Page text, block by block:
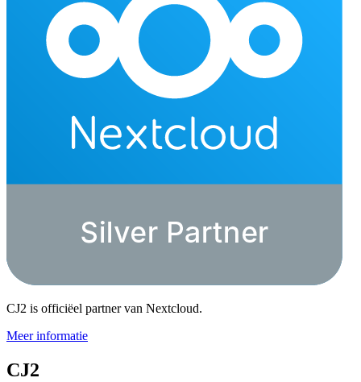
CJ2 is officiëel partner van Nextcloud.
Meer informatie
CJ2